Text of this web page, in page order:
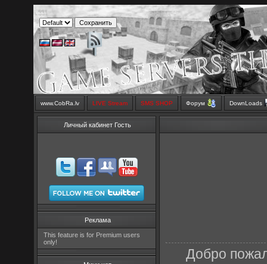
www.CobRa.lv LIVE Stream SMS SHOP Форум DownLoads
Личный кабинет Гость
Реклама
This feature is for Premium users
only!
Добро